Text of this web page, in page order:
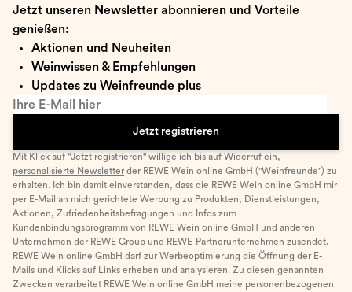
Jetzt unseren Newsletter abonnieren und Vorteile
genießen:
Aktionen und Neuheiten
Weinwissen & Empfehlungen
Updates zu Weinfreunde plus
Ihre E-Mail hier
Jetzt registrieren
Mit Klick auf "Jetzt registrieren" willige ich bis auf Widerruf ein,
personalisierte Newsletter der REWE Wein online GmbH ("Weinfreunde") zu
erhalten. Ich bin damit einverstanden, dass die REWE Wein online GmbH mir
per E-Mail an mich gerichtete Werbung zu Produkten, Dienstleistungen,
Aktionen, Zufriedenheitsbefragungen und Infos zum
Kundenbindungsprogramm von REWE Wein online GmbH und anderen
Unternehmen der REWE Group und REWE-Partnerunternehmen zusendet.
REWE Wein online GmbH darf zur Werbeoptimierung die Öffnung der E-
Mails und Klicks auf Links erheben und analysieren. Zu diesen genannten
Zwecken verarbeitet REWE Wein online GmbH meine personenbezogenen